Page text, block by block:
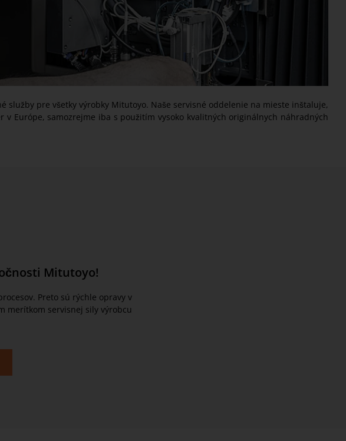
pre všetky výrobky Mitutoyo. Naše servisné oddelenie na mieste inštaluje,
Európe, samozrejme iba s použitím vysoko kvalitných originálnych náhradných
Mitutoyo!
Preto sú rýchle opravy v
merítkom servisnej sily výrobcu